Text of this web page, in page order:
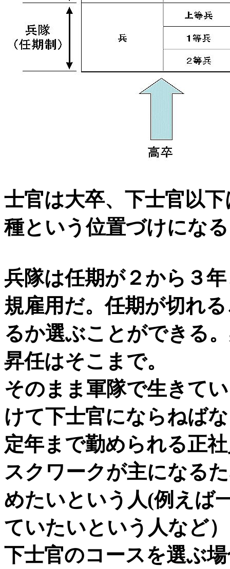
士官は大卒、下士官以
種という位置づけにな
兵隊は任期が２から３
規雇用だ。任期が切れ
るか選ぶことができる
昇任はそこまで。
そのまま軍隊で生きて
けて下士官にならねば
定年まで勤められる正
スクワークが主になる
めたいという人(例えば
ていたいという人など
下士官のコースを選ぶ